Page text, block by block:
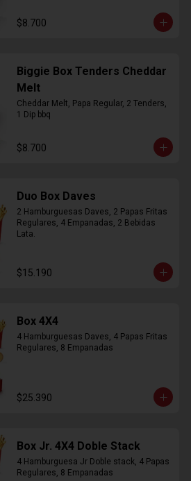
$8.700
Biggie Box Tenders Cheddar
Melt
Cheddar Melt, Papa Regular, 2 Tenders,
1 Dip bbq
$8.700
Duo Box Daves
2 Hamburguesas Daves, 2 Papas Fritas
Regulares, 4 Empanadas, 2 Bebidas
Lata.
$15.190
Box 4X4
4 Hamburguesas Daves, 4 Papas Fritas
Regulares, 8 Empanadas
$25.390
Box Jr. 4X4 Doble Stack
4 Hamburguesa Jr Doble stack, 4 Papas
Regulares, 8 Empanadas